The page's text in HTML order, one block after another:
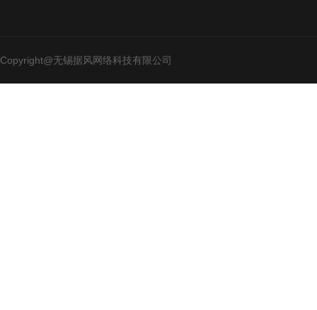
Copyright@无锡据风网络科技有限公司